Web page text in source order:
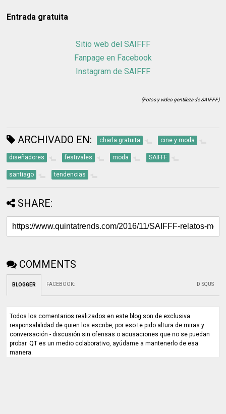
Entrada gratuita
Sitio web del SAIFFF
Fanpage en Facebook
Instagram de SAIFFF
(Fotos y video gentileza de SAIFFF)
ARCHIVADO EN: charla gratuita cine y moda
diseñadores festivales moda SAIFFF
santiago tendencias
SHARE:
COMMENTS
BLOGGER FACEBOOK: DISQUS
Todos los comentarios realizados en este blog son de exclusiva
responsabilidad de quien los escribe, por eso te pido altura de miras y
conversación - discusión sin ofensas o acusaciones que no se puedan
probar. QT es un medio colaborativo, ayúdame a mantenerlo de esa
manera.